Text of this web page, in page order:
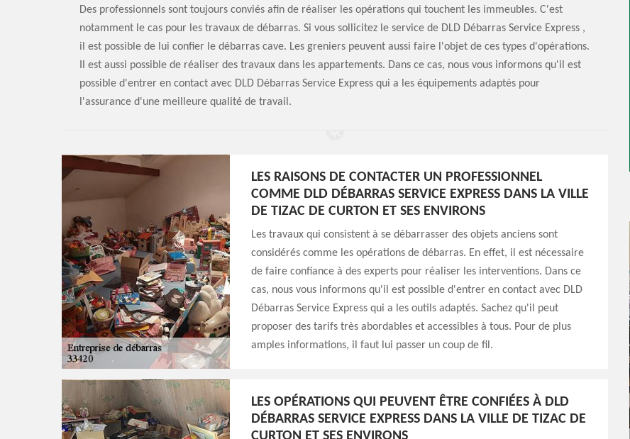
Des professionnels sont toujours conviés afin de réaliser les opérations qui touchent les immeubles. C'est
notamment le cas pour les travaux de débarras. Si vous sollicitez le service de DLD Débarras Service Express ,
il est possible de lui confier le débarras cave. Les greniers peuvent aussi faire l'objet de ces types d'opérations.
Il est aussi possible de réaliser des travaux dans les appartements. Dans ce cas, nous vous informons qu'il est
possible d'entrer en contact avec DLD Débarras Service Express qui a les équipements adaptés pour
l'assurance d'une meilleure qualité de travail.
LES RAISONS DE CONTACTER UN PROFESSIONNEL
COMME DLD DÉBARRAS SERVICE EXPRESS DANS LA VILLE
DE TIZAC DE CURTON ET SES ENVIRONS
Les travaux qui consistent à se débarrasser des objets anciens sont
considérés comme les opérations de débarras. En effet, il est nécessaire
de faire confiance à des experts pour réaliser les interventions. Dans ce
cas, nous vous informons qu'il est possible d'entrer en contact avec DLD
Débarras Service Express qui a les outils adaptés. Sachez qu'il peut
proposer des tarifs très abordables et accessibles à tous. Pour de plus
amples informations, il faut lui passer un coup de fil.
LES OPÉRATIONS QUI PEUVENT ÊTRE CONFIÉES À DLD
DÉBARRAS SERVICE EXPRESS DANS LA VILLE DE TIZAC DE
CURTON ET SES ENVIRONS